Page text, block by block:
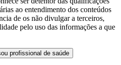
médicos quando recebe alta
visite a nossa página de
ao entendimento dos conteúdos
de os não divulgar a terceiros,
pelo uso das informações a que
profissional de saúde